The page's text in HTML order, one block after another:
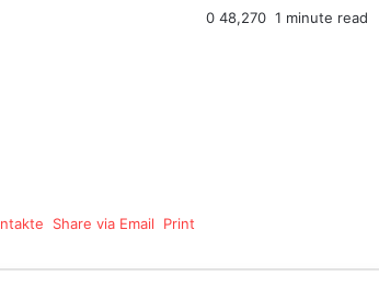
0 48,270 1 minute read
Share via Email Print